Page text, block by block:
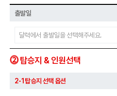
출발일
⓶ 탑승지 & 인원선택
2-1 탑승지 선택 옵션